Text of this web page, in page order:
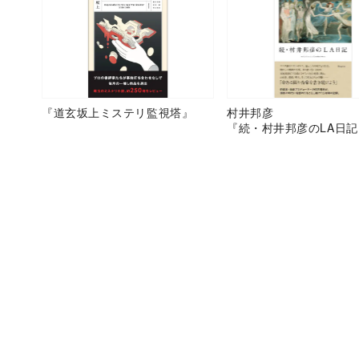
『道玄坂上ミステリ監視塔』
村井邦彦
『続・村井邦彦のLA日